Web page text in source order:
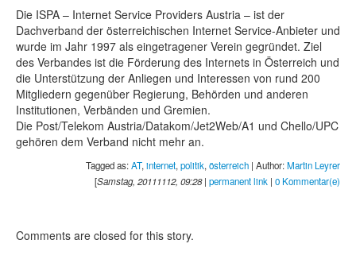
Die ISPA – Internet Service Providers Austria – ist der
Dachverband der österreichischen Internet Service-Anbieter und
wurde im Jahr 1997 als eingetragener Verein gegründet. Ziel
des Verbandes ist die Förderung des Internets in Österreich und
die Unterstützung der Anliegen und Interessen von rund 200
Mitgliedern gegenüber Regierung, Behörden und anderen
Institutionen, Verbänden und Gremien.
Die Post/Telekom Austria/Datakom/Jet2Web/A1 und Chello/UPC
gehören dem Verband nicht mehr an.
Tagged as:AT, internet, politik, österreich | Author:Martin Leyrer
[Samstag, 20111112, 09:28| permanent link | 0 Kommentar(e)
Comments are closed for this story.